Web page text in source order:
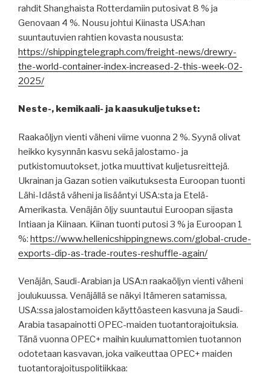
rahdit Shanghaista Rotterdamiin putosivat 8 % ja
Genovaan 4 %. Nousu johtui Kiinasta USA:han
suuntautuvien rahtien kovasta noususta:
https://shippingtelegraph.com/freight-news/drewry-
the-world-container-index-increased-2-this-week-02-
2025/
Neste-, kemikaali- ja kaasukuljetukset:
Raakaöljyn vienti väheni viime vuonna 2 %. Syynä olivat
heikko kysynnän kasvu sekä jalostamo- ja
putkistomuutokset, jotka muuttivat kuljetusreittejä.
Ukrainan ja Gazan sotien vaikutuksesta Euroopan tuonti
Lähi-Idästä väheni ja lisääntyi USA:sta ja Etelä-
Amerikasta. Venäjän öljy suuntautui Euroopan sijasta
Intiaan ja Kiinaan. Kiinan tuonti putosi 3 % ja Euroopan 1
%: https://www.hellenicshippingnews.com/global-crude-
exports-dip-as-trade-routes-reshuffle-again/
Venäjän, Saudi-Arabian ja USA:n raakaöljyn vienti väheni
joulukuussa. Venäjällä se näkyi Itämeren satamissa,
USA:ssa jalostamoiden käyttöasteen kasvuna ja Saudi-
Arabia tasapainotti OPEC-maiden tuotantorajoituksia.
Tänä vuonna OPEC+ maihin kuulumattomien tuotannon
odotetaan kasvavan, joka vaikeuttaa OPEC+ maiden
tuotantorajoituspolitiikkaa: